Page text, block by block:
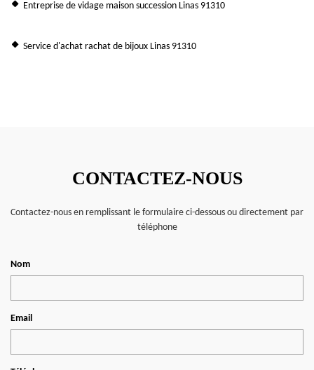
Entreprise de vidage maison succession Linas 91310
Service d'achat rachat de bijoux Linas 91310
CONTACTEZ-NOUS
Contactez-nous en remplissant le formulaire ci-dessous ou directement par
téléphone
Nom
Email